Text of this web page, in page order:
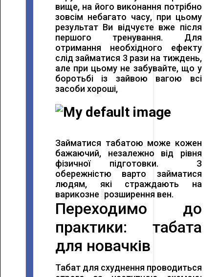
вище, на його виконання потрібно
зовсім небагато часу, при цьому
результат Ви відчуєте вже після
першого тренування. Для
отримання необхідного ефекту
слід займатися 3 рази на тиждень,
але при цьому не забувайте, що у
боротьбі із зайвою вагою всі
засоби хороші,
Займатися табатою може кожен
бажаючий, незалежно від рівня
фізичної підготовки. З
обережністю варто займатися
людям, які страждають на
варикозне розширення вен.
Переходимо до
практики: табата
для новачків
Табат для схуднення проводиться